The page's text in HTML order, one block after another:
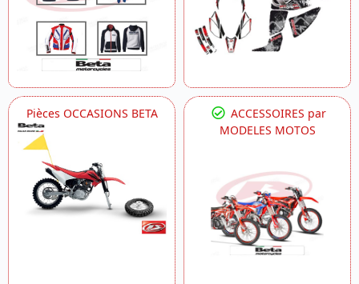
Pièces OCCASIONS BETA
ACCESSOIRES par
MODELES MOTOS